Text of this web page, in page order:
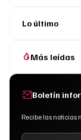
Lo último
Más leídas
Boletín
Recibe las noticias